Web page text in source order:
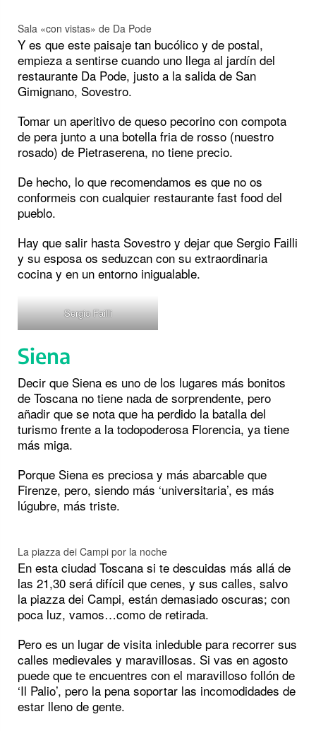
Sala «con vistas» de Da Pode
Y es que este paisaje tan bucólico y de postal,
empieza a sentirse cuando uno llega al jardín del
restaurante Da Pode, justo a la salida de San
Gimignano, Sovestro.
Tomar un aperitivo de queso pecorino con compota
de pera junto a una botella fria de rosso (nuestro
rosado) de Pietraserena, no tiene precio.
De hecho, lo que recomendamos es que no os
conformeis con cualquier restaurante fast food del
pueblo.
Hay que salir hasta Sovestro y dejar que Sergio Failli
y su esposa os seduzcan con su extraordinaria
cocina y en un entorno inigualable.
Sergio Failli
Siena
Decir que Siena es uno de los lugares más bonitos
de Toscana no tiene nada de sorprendente, pero
añadir que se nota que ha perdido la batalla del
turismo frente a la todopoderosa Florencia, ya tiene
más miga.
Porque Siena es preciosa y más abarcable que
Firenze, pero, siendo más ‘universitaria’, es más
lúgubre, más triste.
La piazza dei Campi por la noche
En esta ciudad Toscana si te descuidas más allá de
las 21,30 será difícil que cenes, y sus calles, salvo
la piazza dei Campi, están demasiado oscuras; con
poca luz, vamos…como de retirada.
Pero es un lugar de visita inleduble para recorrer sus
calles medievales y maravillosas. Si vas en agosto
puede que te encuentres con el maravilloso follón de
‘Il Palio’, pero la pena soportar las incomodidades de
estar lleno de gente.